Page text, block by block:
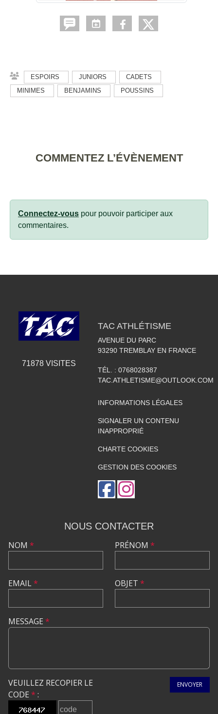
ESPOIRS JUNIORS
CADETS
MINIMES
BENJAMINS POUSSINS
COMMENTEZ L’ÉVÈNEMENT
Connectez-vous pour pouvoir participer aux
commentaires.
71878VISITES
TAC ATHLÉTISME
AVENUE DU PARC
93290 TREMBLAY EN FRANCE
TÉL. : 0768028387
TAC.ATHLETISME@OUTLOOK.COM
INFORMATIONS LÉGALES
SIGNALER UN CONTENU
INAPPROPRIÉ
CHARTE COOKIES
GESTION DES COOKIES
NOUS CONTACTER
NOM *
EMAIL*
PRÉNOM *
OBJET *
MESSAGE *
VEUILLEZ RECOPIER LE
CODE * :
ENVOYER